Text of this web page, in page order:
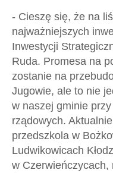
- Cieszę się, że na
najważniejszych
Inwestycji
Ruda. Promesa na
zostanie na
Jugowie, ale to nie
w naszej gminie
rządowych.
przedszkola w
Ludwikowicach
w